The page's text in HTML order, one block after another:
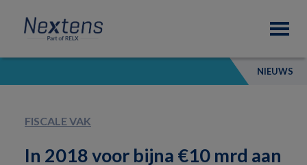
primary
navigation
content
footer
Nextens
Fiscaal
partner
van
NIEUWS
FISCALE VAK
In 2018 voor bijna €10 mrd aan